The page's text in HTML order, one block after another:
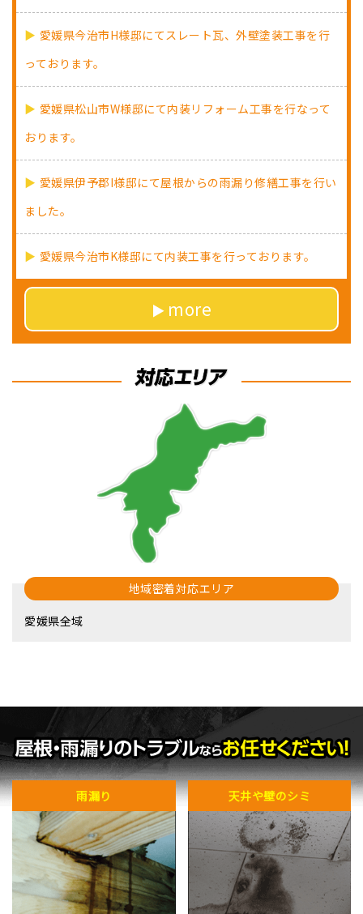
愛媛県今治市H様邸にてスレート瓦、外壁塗装工事を行
っております。
愛媛県松山市W様邸にて内装リフォーム工事を行なって
おります。
愛媛県伊予郡I様邸にて屋根からの雨漏り修繕工事を行い
ました。
愛媛県今治市K様邸にて内装工事を行っております。
more
地域密着対応エリア
愛媛県全域
雨漏り 天井や壁のシミ